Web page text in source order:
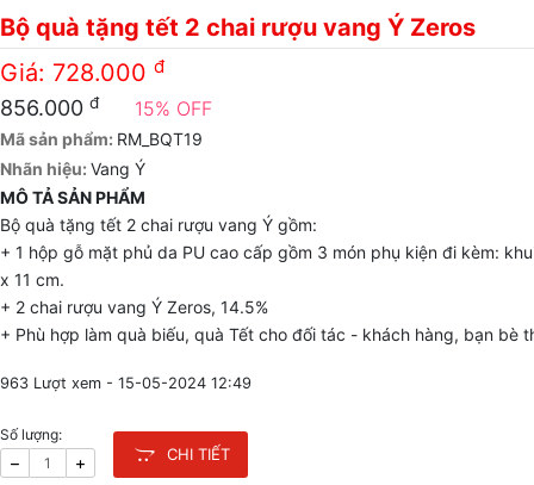
Bộ quà tặng tết 2 chai rượu vang Ý Zeros
Giá: 728.000 đ
856.000 đ 15% OFF
Mã sản phẩm: RM_BQT19
Nhãn hiệu: Vang Ý
MÔ TẢ SẢN PHẨM
Bộ quà tặng tết 2 chai rượu vang Ý gồm:
+ 1 hộp gỗ mặt phủ da PU cao cấp gồm 3 món phụ kiện đi kèm:
x 11 cm.
+ 2 chai rượu vang Ý Zeros, 14.5%
+ Phù hợp làm quà biếu, quà Tết cho đối tác - khách hàng, bạn bè
963 Lượt xem - 15-05-2024 12:49
Số lượng:
CHI TIẾT